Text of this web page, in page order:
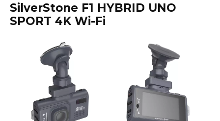
SilverStone F1 HYBRID UNO
SPORT 4K Wi-Fi